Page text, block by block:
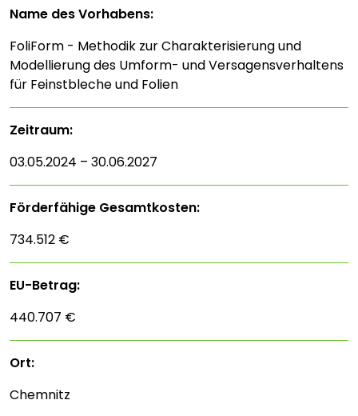
Name des Vorhabens:
FoliForm - Methodik zur Charakterisierung und
Modellierung des Umform- und Versagensverhaltens
für Feinstbleche und Folien
Zeitraum:
03.05.2024 – 30.06.2027
Förderfähige Gesamtkosten:
734.512 €
EU-Betrag:
440.707 €
Ort:
Chemnitz